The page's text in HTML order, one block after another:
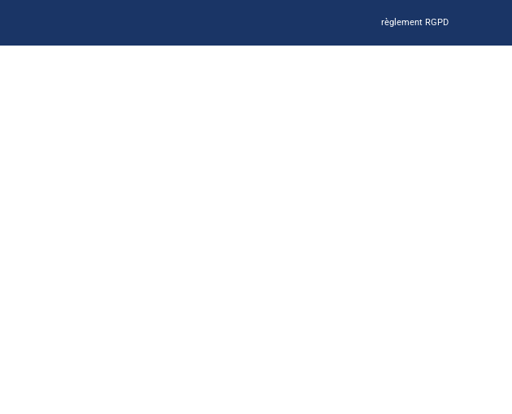
règlement RGPD